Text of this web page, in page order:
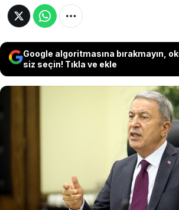
Google algoritmasına bırakmayın,
siz seçin! Tıkla ve ekle
Dün akşam başlayan 2026
Meksika ve Kanada ev sahipliği
Türkiye'nin 24 yıl sonra
dünyasının da ilgi odağı haline
ABD'ye düzenleyeceği gezisi
tarihinin tam da Türkiye'nin
örtüşmesi, Meclis'teki muhalif
gidiyorsunuz sayın Hulusi